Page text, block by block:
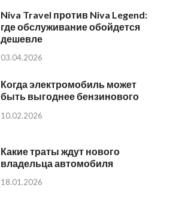
Niva Travel против Niva Legend:
где обслуживание обойдется
дешевле
03.04.2026
Когда электромобиль может
быть выгоднее бензинового
10.02.2026
Какие траты ждут нового
владельца автомобиля
18.01.2026